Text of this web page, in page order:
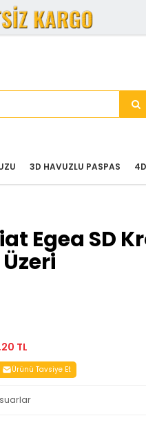
3D HAVUZLU PASPAS
Egea SD
Üzeri
TL
Ürünü Tavsiye Et